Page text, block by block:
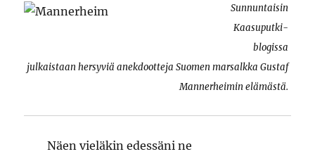
Sunnuntaisin
Kaasuputki-
blogissa
julkaistaan hersyviä anekdootteja Suomen marsalkka Gustaf
Mannerheimin elämästä.
Näen vieläkin edessäni ne